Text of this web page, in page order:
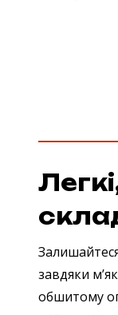
завдяки
обшитому